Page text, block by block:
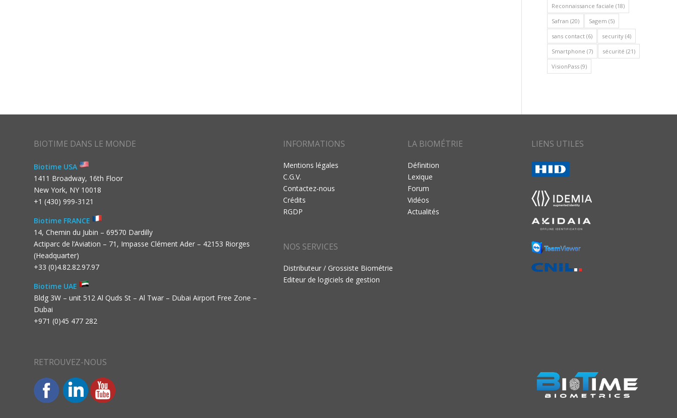
Reconnaissance faciale (18)
Safran (20) Sagem (5)
sans contact (6) security (4)
Smartphone (7) sécurité (21)
VisionPass (9)
BIOTIME DANS LE MONDE
Biotime USA
1411 Broadway, 16th Floor
New York, NY 10018
+1 (430) 999-3121
Biotime FRANCE
14, Chemin du Jubin – 69570 Dardilly
Actiparc de l’Aviation – 71, Impasse Clément Ader – 42153 Riorges
(Headquarter)
+33 (0)4.82.82.97.97
Biotime UAE
Bldg 3W – unit 512 Al Quds St – Al Twar – Dubai Airport Free Zone –
Dubai
+971 (0)45 477 282
INFORMATIONS
Mentions légales
C.G.V.
Contactez-nous
Crédits
RGDP
NOS SERVICES
Distributeur / Grossiste Biométrie
Editeur de logiciels de gestion
LA BIOMÉTRIE
Définition
Lexique
Forum
Vidéos
Actualités
LIENS UTILES
RETROUVEZ-NOUS